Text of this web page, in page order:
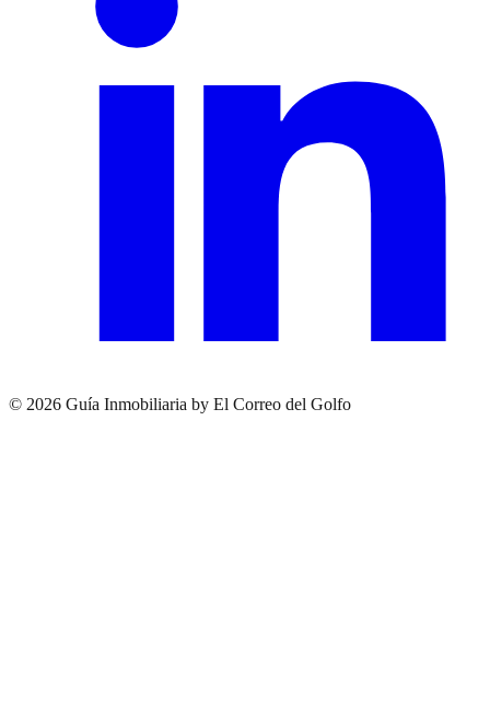
© 2026 Guía Inmobiliaria by El Correo del Golfo